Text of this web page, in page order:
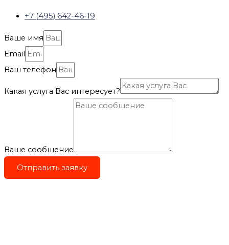
+7 (495) 642-46-19
Ваше имя
Email
Ваш телефон
Какая услуга Вас интересует?
Ваше сообщение
Отправить заявку